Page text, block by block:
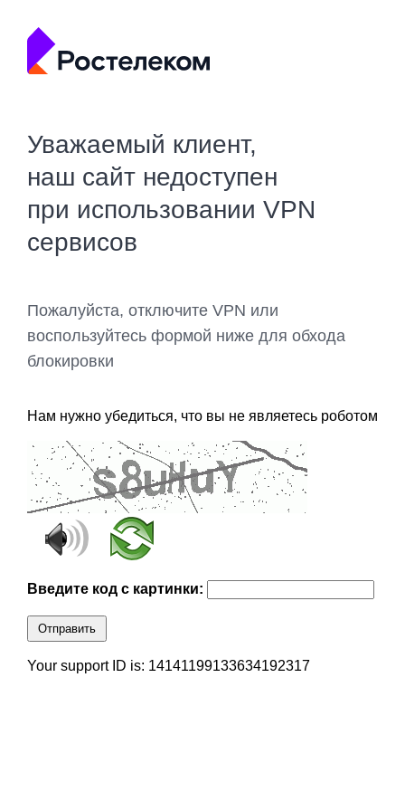
Уважаемый клиент,
наш сайт недоступен
при использовании VPN
сервисов
Пожалуйста, отключите VPN или
воспользуйтесь формой ниже для обхода
блокировки
Нам нужно убедиться, что вы не являетесь роботом
Введите код с картинки:
Отправить
Your support ID is: 14141199133634192317